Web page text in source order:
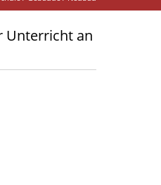
Unterricht an